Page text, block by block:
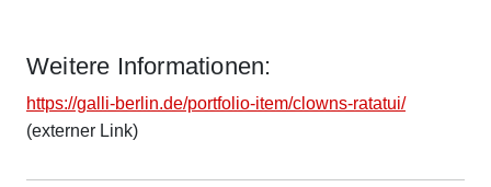
Weitere Informationen:
https://galli-berlin.de/portfolio-item/clowns-ratatui/
(externer Link)